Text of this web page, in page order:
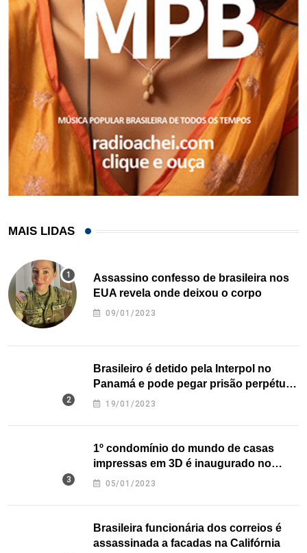
MAIS LIDAS
Assassino confesso de brasileira nos
EUA revela onde deixou o corpo
09/01/2023
Brasileiro é detido pela Interpol no
Panamá e pode pegar prisão perpétua
nos EUA
19/01/2023
1º condomínio do mundo de casas
impressas em 3D é inaugurado no
Texas
05/01/2023
Brasileira funcionária dos correios é
assassinada a facadas na Califórnia